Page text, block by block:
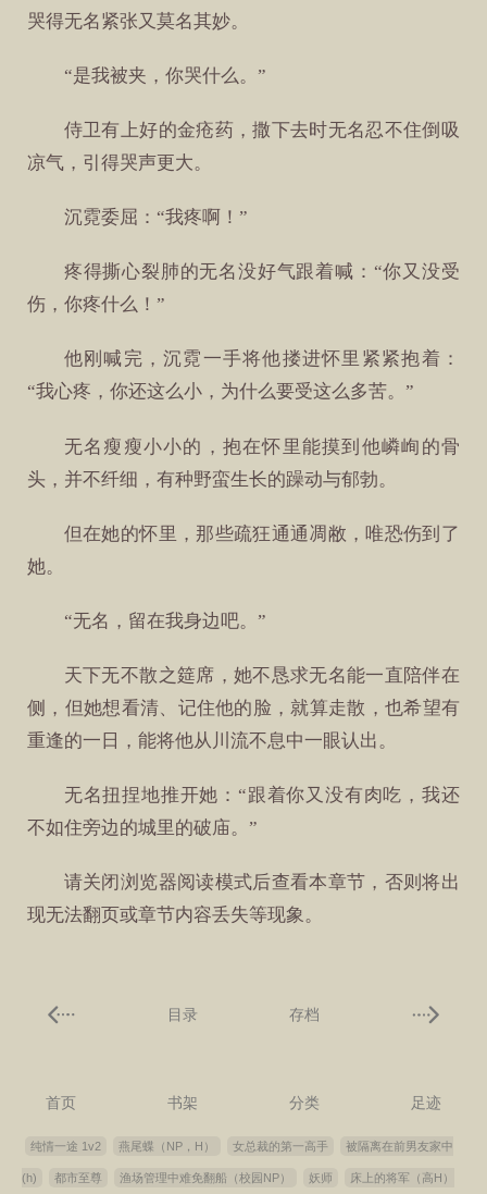
哭得无名紧张又莫名其妙。
“是我被夹，你哭什么。”
侍卫有上好的金疮药，撒下去时无名忍不住倒吸
凉气，引得哭声更大。
沉霓委屈：“我疼啊！”
疼得撕心裂肺的无名没好气跟着喊：“你又没受
伤，你疼什么！”
他刚喊完，沉霓一手将他搂进怀里紧紧抱着：
“我心疼，你还这么小，为什么要受这么多苦。”
无名瘦瘦小小的，抱在怀里能摸到他嶙峋的骨
头，并不纤细，有种野蛮生长的躁动与郁勃。
但在她的怀里，那些疏狂通通凋敝，唯恐伤到了
她。
“无名，留在我身边吧。”
天下无不散之筵席，她不恳求无名能一直陪伴在
侧，但她想看清、记住他的脸，就算走散，也希望有
重逢的一日，能将他从川流不息中一眼认出。
无名扭捏地推开她：“跟着你又没有肉吃，我还
不如住旁边的城里的破庙。”
请关闭浏览器阅读模式后查看本章节，否则将出
现无法翻页或章节内容丢失等现象。
目录 存档
首页 书架 分类 足迹
纯情一途 1v2 燕尾蝶（NP，H） 女总裁的第一高手 被隔离在前男友家中
(h) 都市至尊 渔场管理中难免翻船（校园NP） 妖师 床上的将军（高H）